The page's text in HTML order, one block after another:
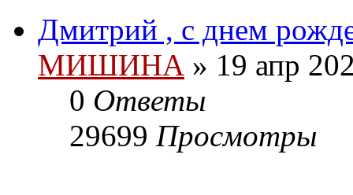
Дмитрий , с днем
МИШИНА » 19 апр
0 Ответы
29699 Просмотры